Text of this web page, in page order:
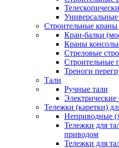
Строительные
Кран-балки
Краны
Стреловые
Строительные
Треноги
Тали
Ручные тали
Электрические
Тележки (каретки)
Неприводные
Тележки для
приводом
Тележки для